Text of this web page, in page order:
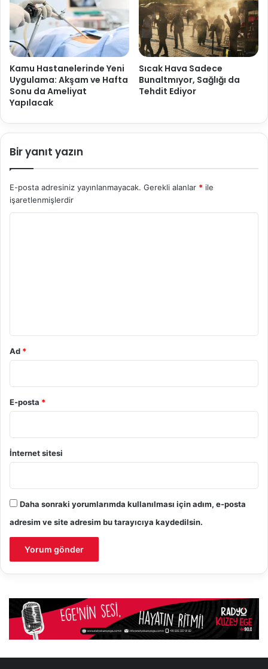
Kamu Hastanelerinde Yeni
Uygulama: Akşam ve Hafta
Sonu da Ameliyat
Yapılacak
Sıcak Hava Sadece
Bunaltmıyor, Sağlığı da
Tehdit Ediyor
Bir yanıt yazın
E-posta adresiniz yayınlanmayacak. Gerekli alanlar * ile
işaretlenmişlerdir
Ad *
E-posta *
İnternet sitesi
Daha sonraki yorumlarımda kullanılması için adım, e-posta
adresim ve site adresim bu tarayıcıya kaydedilsin.